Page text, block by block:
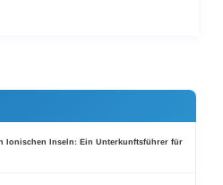
Ionischen Inseln: Ein Unterkunftsführer für